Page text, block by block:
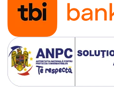
Monitoare video bebelusi
Paturici bebe
Patut bebe
Saltele copii
Sisteme de siguranta copii
Imbracaminte si incaltaminte
Body-uri copii